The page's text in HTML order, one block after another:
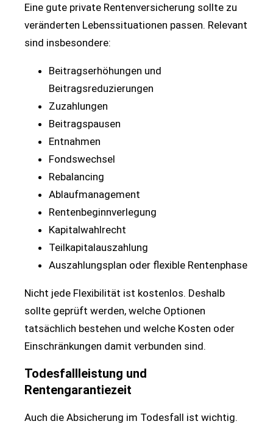
Eine gute private Rentenversicherung sollte zu
veränderten Lebenssituationen passen. Relevant
sind insbesondere:
Beitragserhöhungen und
Beitragsreduzierungen
Zuzahlungen
Beitragspausen
Entnahmen
Fondswechsel
Rebalancing
Ablaufmanagement
Rentenbeginnverlegung
Kapitalwahlrecht
Teilkapitalauszahlung
Auszahlungsplan oder flexible Rentenphase
Nicht jede Flexibilität ist kostenlos. Deshalb
sollte geprüft werden, welche Optionen
tatsächlich bestehen und welche Kosten oder
Einschränkungen damit verbunden sind.
Todesfallleistung und
Rentengarantiezeit
Auch die Absicherung im Todesfall ist wichtig.